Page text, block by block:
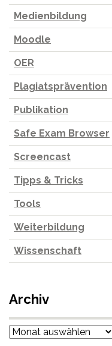
Medienbildung
Moodle
OER
Plagiatsprävention
Publikation
Safe Exam Browser
Screencast
Tipps & Tricks
Tools
Weiterbildung
Wissenschaft
Archiv
Archiv